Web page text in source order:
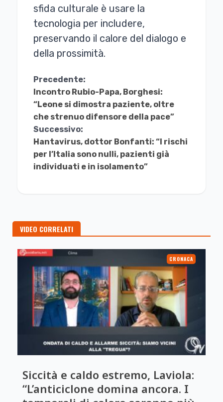
sfida culturale è usare la
tecnologia per includere,
preservando il calore del dialogo e
della prossimità.
Continua
a
Leggere
Precedente:
Incontro Rubio-Papa, Borghesi:
“Leone si dimostra paziente, oltre
che strenuo difensore della pace”
Successivo:
Hantavirus, dottor Bonfanti: “I rischi
per l’Italia sono nulli, pazienti già
individuati e in isolamento”
VIDEO CORRELATI
CRONACA
Siccità e caldo estremo, Laviola:
“L’anticiclone domina ancora. I